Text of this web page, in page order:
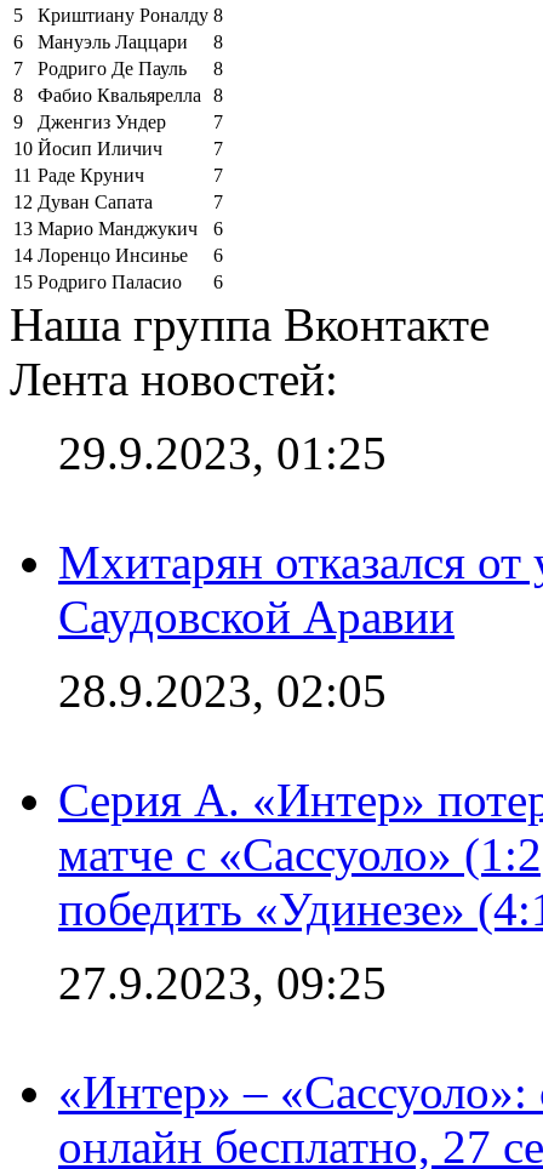
5
Криштиану Роналду 8
6
Мануэль Лаццари
8
7
Родриго Де Пауль
8
8
Фабио Квальярелла
8
9
Дженгиз Ундер
7
10 Йосип Иличич
7
11 Раде Крунич
7
12 Дуван Сапата
7
13 Марио Манджукич
6
14 Лоренцо Инсинье
6
15 Родриго Паласио 6
Наша группа Вконтакте
Лента новостей:
29.9.2023, 01:25
Мхитарян отказался от
Саудовской Аравии
28.9.2023, 02:05
Серия А. «Интер»
матче с «Сассуоло»
победить «Удинезе»
27.9.2023, 09:25
«Интер» –
онлайн бесплатно, 27